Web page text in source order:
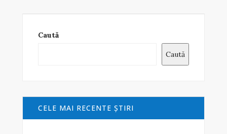
Caută
Caută
CELE MAI RECENTE ŞTIRI